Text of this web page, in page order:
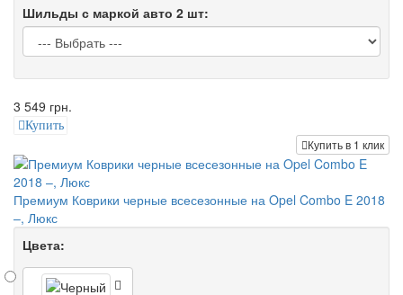
Шильды с маркой авто 2 шт:
3 549 грн.
Купить
Купить в 1 клик
Премиум Коврики черные всесезонные на Opel Combo E 2018
–, Люкс
Цвета: